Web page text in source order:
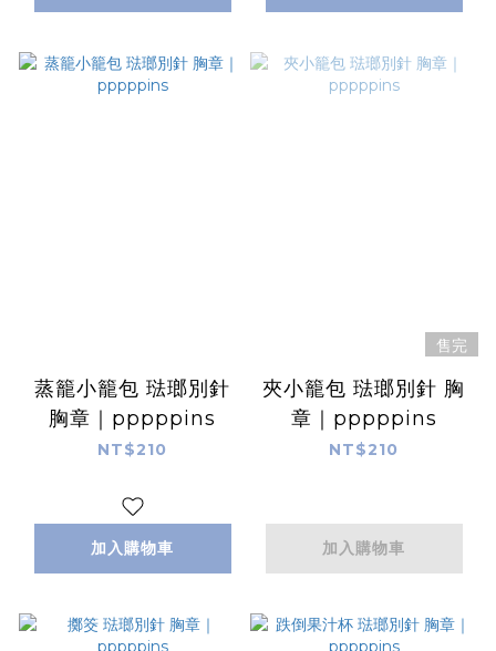
蒸籠小籠包 琺瑯別針
胸章｜pppppins
NT$210
加入購物車
售完
夾小籠包 琺瑯別針 胸
章｜pppppins
NT$210
加入購物車